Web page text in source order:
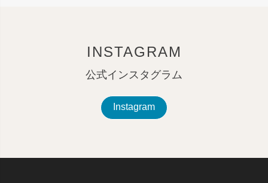
INSTAGRAM
公式インスタグラム
Instagram